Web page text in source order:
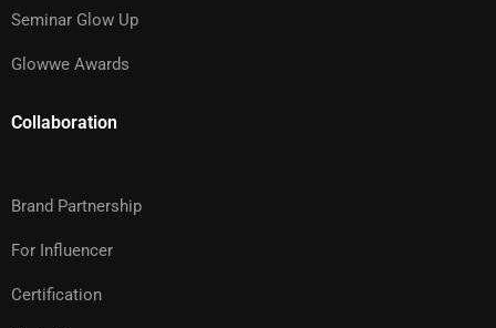
Seminar Glow Up
Glowwe Awards
Collaboration
Brand Partnership
For Influencer
Certification